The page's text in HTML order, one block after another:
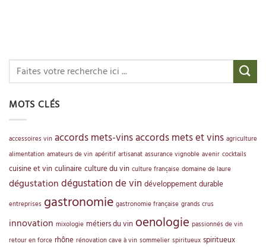
MOTS CLÉS
accessoires vin accords mets-vinsaccords mets et vins agriculture
alimentation amateurs de vin apéritif artisanat assurance vignoble avenir cocktails
cuisine et vin culinaire culture du vin culture française domaine de laure
dégustation dégustation de vin développement durable
entreprises gastronomie gastronomie française grands crus
innovation mixologie métiers du vin oenologie passionnés de vin
retour en force rhône rénovation cave à vin sommelier spiritueux spiritueux